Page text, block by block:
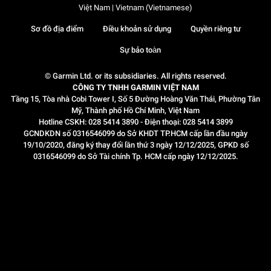
© Garmin Ltd. or its subsidiaries. All rights reserved.
CÔNG TY TNHH GARMIN VIỆT NAM
Tầng 15, Tòa nhà Cobi Tower I, Số 5 Đường Hoàng Văn Thái, Phường Tân
Mỹ, Thành phố Hồ Chí Minh, Việt Nam
Hotline CSKH: 028 5414 3890 - Điện thoại: 028 5414 3899
GCNDKDN số 0316546099 do Sở KHDT TP.HCM cấp lần đầu ngày
19/10/2020, đăng ký thay đổi lần thứ 3 ngày 12/12/2025, GPKD số
0316546099 do Sở Tài chính Tp. HCM cấp ngày 12/12/2025.
Sơ đồ địa điểm Điều khoản sử dụng Quyền riêng tư
Sự bảo toàn
Việt Nam | Vietnam (Vietnamese)